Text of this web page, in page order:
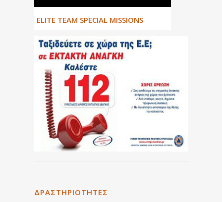
ΕLITE TEAM SPECIAL MISSIONS
ΔΡΑΣΤΗΡΙΌΤΗΤΕΣ